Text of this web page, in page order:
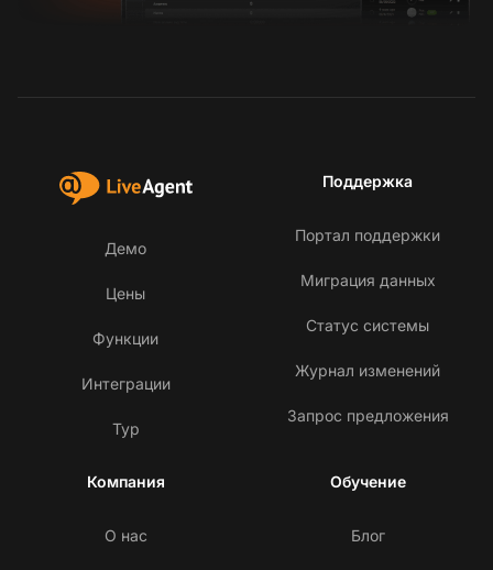
Демо
Цены
Функции
Интеграции
Тур
Поддержка
Портал поддержки
Миграция данных
Статус системы
Журнал изменений
Запрос предложения
Компания
О нас
Обучение
Блог